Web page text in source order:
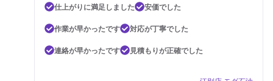
仕上がりに満足しました
安価でした
作業が早かったです
対応が丁寧でした
連絡が早かったです
見積もりが正確でした